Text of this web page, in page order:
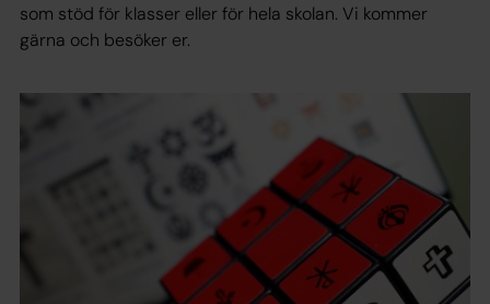
som stöd för klasser eller för hela skolan. Vi kommer
gärna och besöker er.